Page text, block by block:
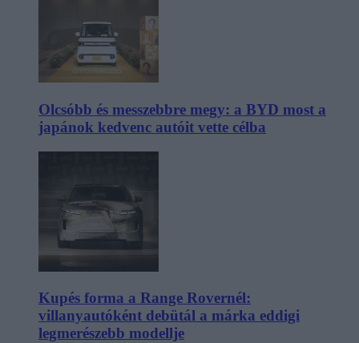
Olcsóbb és messzebbre megy: a BYD most a
japánok kedvenc autóit vette célba
Kupés forma a Range Rovernél:
villanyautóként debütál a márka eddigi
legmerészebb modellje